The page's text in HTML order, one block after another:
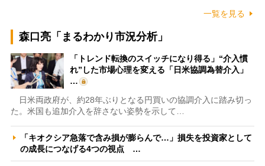
一覧を見る
森口亮「まるわかり市況分析」
「トレンド転換のスイッチになり得る」“介入慣
れ”した市場心理を変える「日米協調為替介入」
…
日米両政府が、約28年ぶりとなる円買いの協調介入に踏み切っ
た。米国も追加介入を辞さない姿勢を示して…
「キオクシア急落で含み損が膨らんで…」損失を投資家として
の成長につなげる4つの視点 …